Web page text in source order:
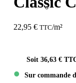
22,95 € TTC/m²
Soit 36,63 €
• Sur commande